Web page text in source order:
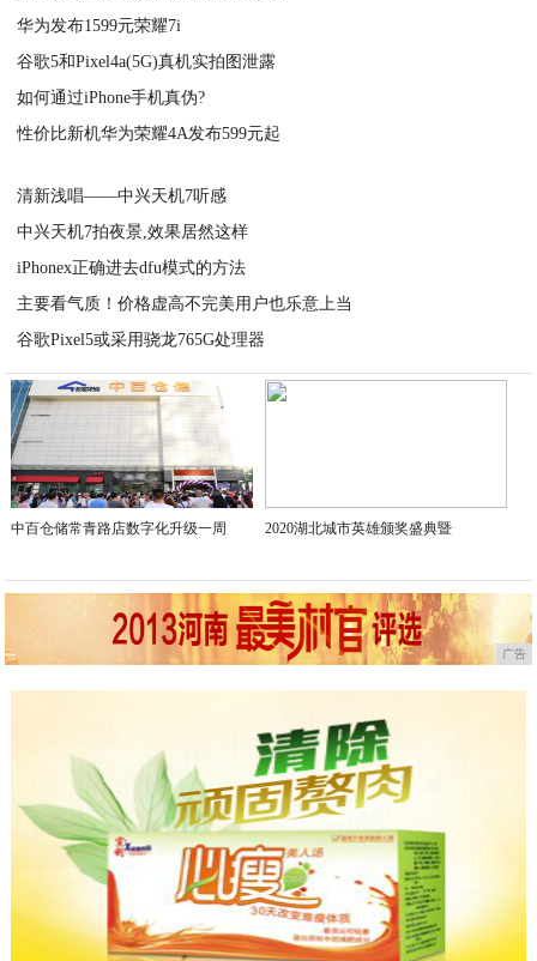
华为发布1599元荣耀7i
谷歌5和Pixel4a(5G)真机实拍图泄露
如何通过iPhone手机真伪?
性价比新机华为荣耀4A发布599元起
清新浅唱——中兴天机7听感
中兴天机7拍夜景,效果居然这样
iPhonex正确进去dfu模式的方法
主要看气质！价格虚高不完美用户也乐意上当
谷歌Pixel5或采用骁龙765G处理器
2020-09-13
中百仓储常青路店数字化升级一周 2020湖北城市英雄颁奖盛典暨
广告